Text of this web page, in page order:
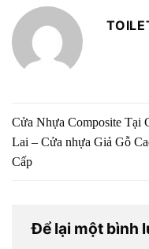
Cửa Nhựa Composite Tại
Lai – Cửa nhựa Giả Gỗ
Cấp
Để lại một bình